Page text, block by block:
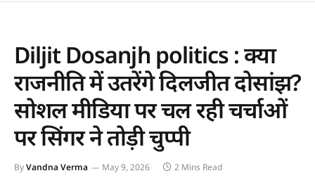
Diljit Dosanjh politics : क्या
राजनीति में उतरेंगे दिलजीत दोसांझ?
सोशल मीडिया पर चल रही चर्चाओं
पर सिंगर ने तोड़ी चुप्पी
ByVandna Verma May 9, 2026 2 Mins Read